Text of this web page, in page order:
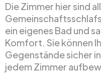
Die Zimmer hier sind
ein eigenes Bad und
Komfort. Sie können
Gegenstände sicher
jedem Zimmer